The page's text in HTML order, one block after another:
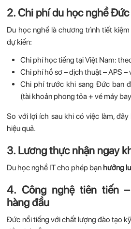
2. Chi phí du học nghề
Du học nghề là chương trình tiết
dự kiến:
Chi phí học tiếng tại Việt Nam:
Chi phí hồ sơ – dịch thuật – APS
Chi phí trước khi sang Đức ban
(tài khoản phong tỏa + vé máy
So với lợi ích sau khi có việc làm,
hiệu quả.
3. Lương thực nhận ngay
Du học nghề IT cho phép bạn hưởng
4. Công nghệ tiên tiến
hàng đầu
Đức nổi tiếng với chất lượng đào tạo